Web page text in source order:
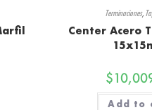
Terminaciones,
Center Acero
$
Add to